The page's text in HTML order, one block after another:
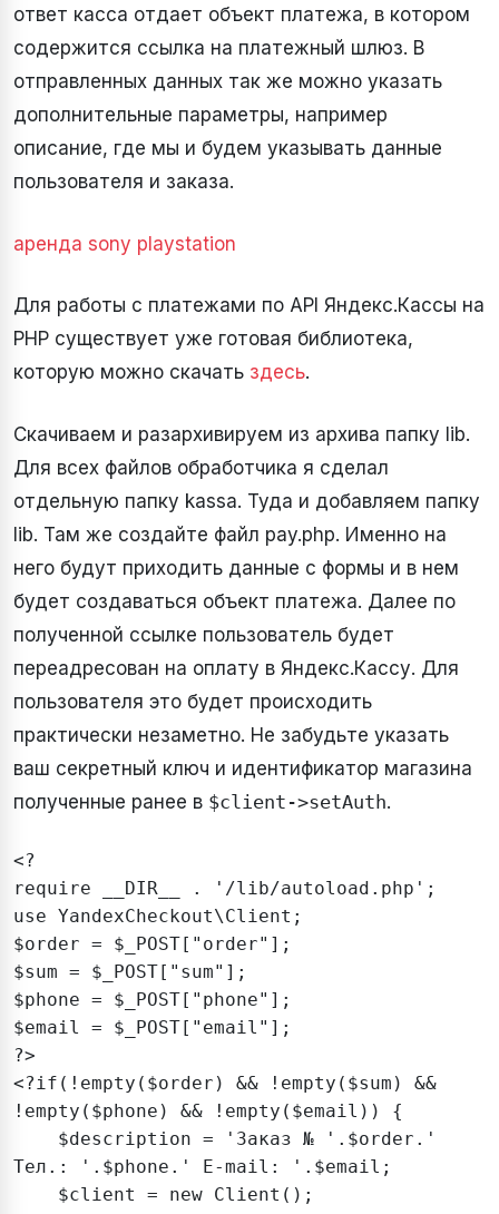
ответ касса отдает объект платежа, в котором
содержится ссылка на платежный шлюз. В
отправленных данных так же можно указать
дополнительные параметры, например
описание, где мы и будем указывать данные
пользователя и заказа.
аренда sony playstation
Для работы с платежами по API Яндекс.Кассы на
PHP существует уже готовая библиотека,
которую можно скачать здесь.
Скачиваем и разархивируем из архива папку lib.
Для всех файлов обработчика я сделал
отдельную папку kassa. Туда и добавляем папку
lib. Там же создайте файл pay.php. Именно на
него будут приходить данные с формы и в нем
будет создаваться объект платежа. Далее по
полученной ссылке пользователь будет
переадресован на оплату в Яндекс.Кассу. Для
пользователя это будет происходить
практически незаметно. Не забудьте указать
ваш секретный ключ и идентификатор магазина
полученные ранее в $client->setAuth.
<?
require __DIR__ . '/lib/autoload.php';
use YandexCheckout\Client;
$order = $_POST["order"];
$sum = $_POST["sum"];
$phone = $_POST["phone"];
$email = $_POST["email"];
?>
<?if(!empty($order) && !empty($sum) &&
!empty($phone) && !empty($email)) {
Тел.: '.$phone.' E-mail: '.$email;